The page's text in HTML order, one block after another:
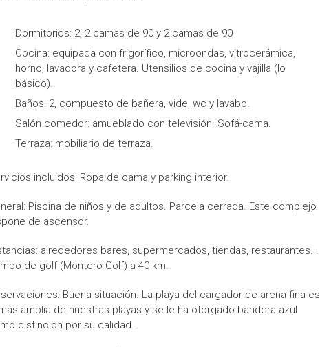
Dormitorios: 2, 2 camas de 90 y 2 camas de 90
Cocina: equipada con frigorífico, microondas, vitrocerámica,
horno, lavadora y cafetera. Utensilios de cocina y vajilla (lo
básico).
Baños: 2, compuesto de bañera, vide, wc y lavabo.
Salón comedor: amueblado con televisión. Sofá-cama.
Terraza: mobiliario de terraza.
incluidos: Ropa de cama y parking interior.
Piscina de niños y de adultos. Parcela cerrada. Este complejo
de ascensor.
alrededores bares, supermercados, tiendas, restaurantes...
de golf (Montero Golf) a 40 km.
Buena situación. La playa del cargador de arena fina es
amplia de nuestras playas y se le ha otorgado bandera azul
distinción por su calidad.